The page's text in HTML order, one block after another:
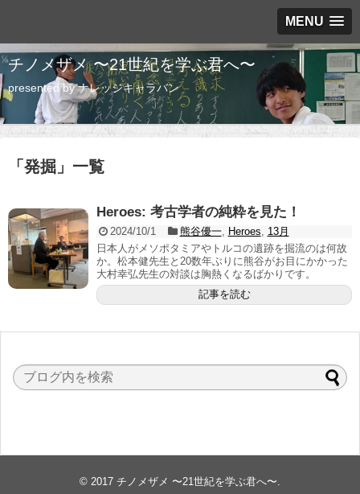
MENU
チノメザメ 〜21世紀を学ぶ君へ〜
presented by ナレッジキャラバン
「 発掘 」 一覧
Heroes: 考古学者の純粋を見た！
2024/10/1 熊谷優一, Heroes
13月
日本人がメソポタミアやトルコの遺跡を掘流のは何故
か。松本健先生と20数年ぶりに熊谷がお目にかかった
大村幸弘先生の対談は胸熱くなるばかりです。
記事を読む
© 2017 チノメザメ 〜21世紀を学ぶ君へ〜